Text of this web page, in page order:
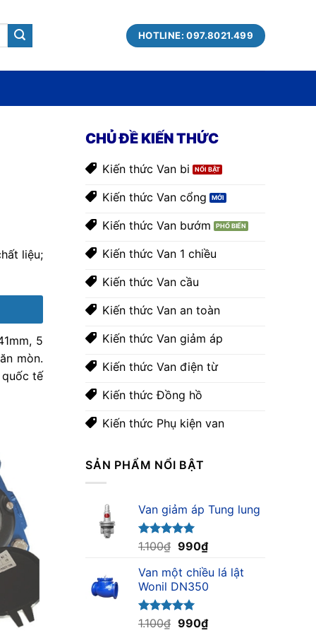
HOTLINE: 097.8021.499
liệu;
5
mòn.
tế
CHỦ ĐỀ KIẾN THỨC
Kiến thức Van bi
Kiến thức Van cổng
Kiến thức Van bướm
Kiến thức Van 1 chiều
Kiến thức Van cầu
Kiến thức Van an toàn
Kiến thức Van giảm áp
Kiến thức Van điện từ
Kiến thức Đồng hồ
Kiến thức Phụ kiện van
SẢN PHẨM NỔI BẬT
Van giảm áp Tung lung
Được xếp
hạng5.00
5 sao
1.100₫ Giá
là:
1.100₫.
990₫Giá
tại
là:
Van một chiều lá lật
Wonil DN350
Được xếp
1.100₫ Giá
990₫Giá